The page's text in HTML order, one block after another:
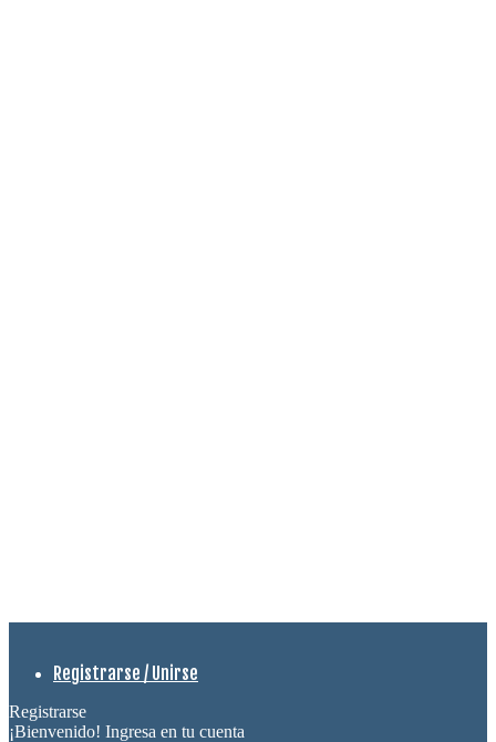
Registrarse / Unirse
Registrarse
¡Bienvenido! Ingresa en tu cuenta